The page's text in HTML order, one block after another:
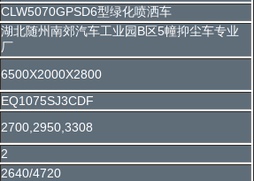
CLW5070GPSD6型绿化喷洒车
湖北随州南郊汽车工业园B区5幢抑尘车专业
厂
6500X2000X2800
EQ1075SJ3CDF
2700,2950,3308
2
2640/4720